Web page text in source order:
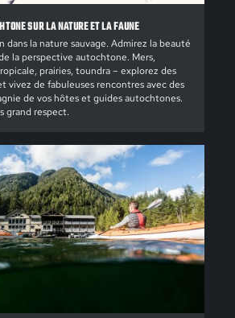
SUR LA NATURE ET LA FAUNE
dans la nature sauvage. Admirez la beauté
la perspective autochtone. Mers,
prairies, toundra – explorez des
vivez de fabuleuses rencontres avec des
de vos hôtes et guides autochtones.
grand respect.